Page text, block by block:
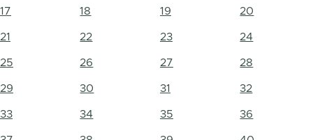
17 18 19 20
21 22 23 24
25 26 27 28
29 30 31 32
33 34 35 36